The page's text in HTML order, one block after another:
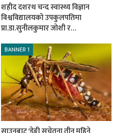
शहीद दशरथ चन्द स्वास्थ्य विज्ञान
विश्वविद्यालयको उपकुलपतिमा
प्रा.डा.सुनीलकुमार जोशी र…
BANNER 1